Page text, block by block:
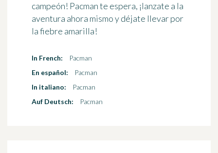
campeón! Pacman te espera, ¡lanzate a la
aventura ahora mismo y déjate llevar por
la fiebre amarilla!
In French:
Pacman
En español:
Pacman
In italiano:
Pacman
Auf Deutsch:
Pacman